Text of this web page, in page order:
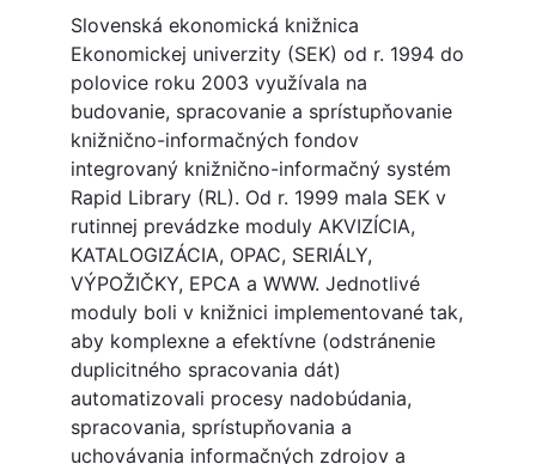
Slovenská ekonomická knižnica
Ekonomickej univerzity (SEK) od r. 1994 do
polovice roku 2003 využívala na
budovanie, spracovanie a sprístupňovanie
knižnično-informačných fondov
integrovaný knižnično-informačný systém
Rapid Library (RL). Od r. 1999 mala SEK v
rutinnej prevádzke moduly AKVIZÍCIA,
KATALOGIZÁCIA, OPAC, SERIÁLY,
VÝPOŽIČKY, EPCA a WWW. Jednotlivé
moduly boli v knižnici implementované tak,
aby komplexne a efektívne (odstránenie
duplicitného spracovania dát)
automatizovali procesy nadobúdania,
spracovania, sprístupňovania a
uchovávania informačných zdrojov a